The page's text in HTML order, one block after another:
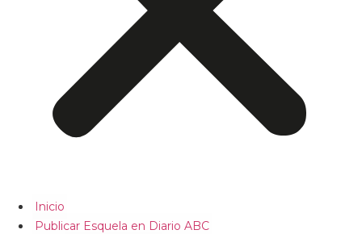
Inicio
Publicar Esquela en Diario ABC